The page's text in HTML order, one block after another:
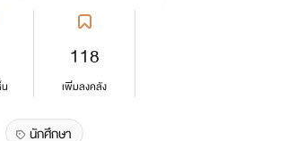
118
เพิ่มลงคลัง
นักศึกษา